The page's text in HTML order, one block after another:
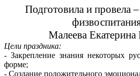
Подготовила и провела
Малеева
Цели праздника:
- Закрепление знания некоторых
форме;
- Создание положительного